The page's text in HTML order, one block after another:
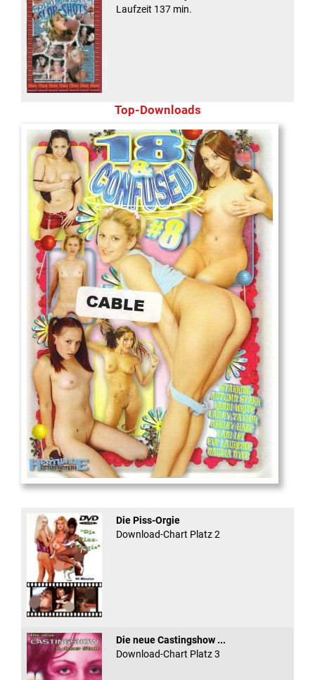
Laufzeit 137 min.
Top-Downloads
And Confused #8 - ...
Die Piss-Orgie
Download-Chart Platz 2
Die neue Castingshow ...
Download-Chart Platz 3